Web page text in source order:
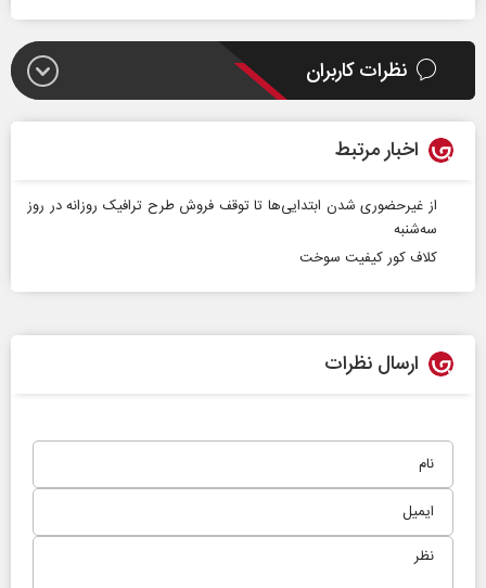
نظرات کاربران
اخبار مرتبط
از غیرحضوری شدن ابتدایی‌ها تا توقف فروش طرح ترافیک روزانه در روز
سه‌شنبه
کلاف کور کیفیت سوخت
ارسال نظرات